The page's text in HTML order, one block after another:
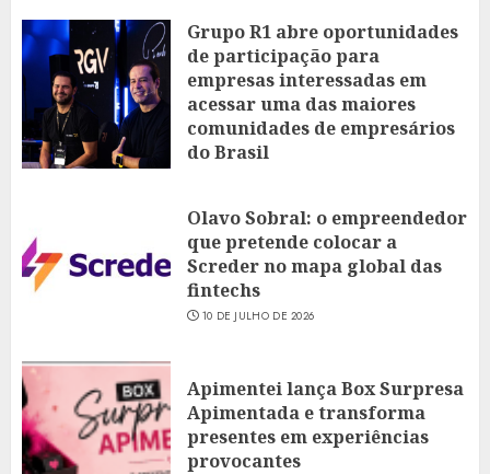
Grupo R1 abre oportunidades
de participação para
empresas interessadas em
acessar uma das maiores
comunidades de empresários
do Brasil
Olavo Sobral: o empreendedor
que pretende colocar a
Screder no mapa global das
fintechs
10 DE JULHO DE 2026
Apimentei lança Box Surpresa
Apimentada e transforma
presentes em experiências
provocantes